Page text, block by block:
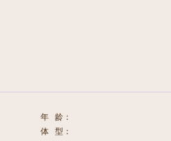
年 龄：
体 型：